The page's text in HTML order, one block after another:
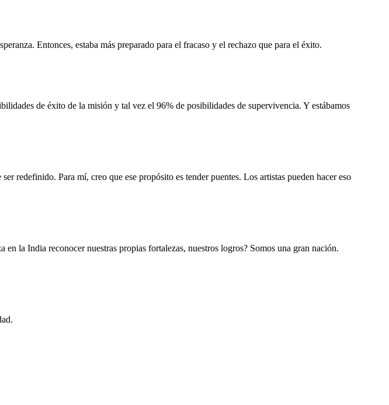
Entonces, estaba más preparado para el fracaso y el rechazo que para el éxito.
de éxito de la misión y tal vez el 96% de posibilidades de supervivencia. Y estábamos
redefinido. Para mí, creo que ese propósito es tender puentes. Los artistas pueden hacer eso
la India reconocer nuestras propias fortalezas, nuestros logros? Somos una gran nación.